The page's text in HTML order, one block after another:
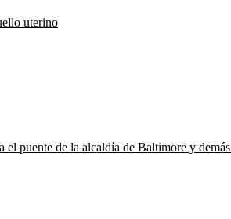
uterino
el puente de la alcaldía de Baltimore y